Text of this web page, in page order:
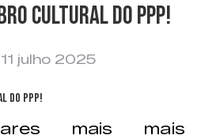
Cultural do PPP!
julho 2025
mais mais